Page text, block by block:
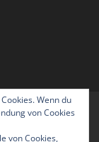
Wenn du
von Cookies
von Cookies,